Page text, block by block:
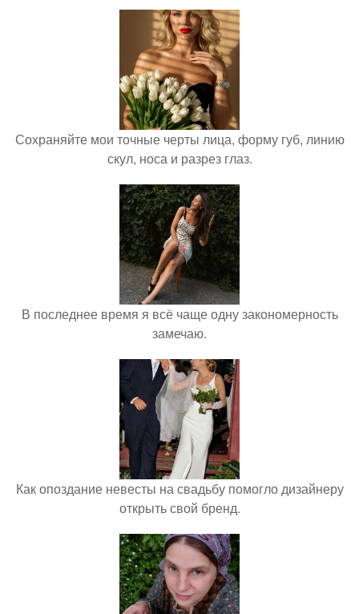
Сохраняйте мои точные черты лица, форму губ, линию
скул, носа и разрез глаз.
В последнее время я всё чаще одну закономерность
замечаю.
Как опоздание невесты на свадьбу помогло дизайнеру
открыть свой бренд.